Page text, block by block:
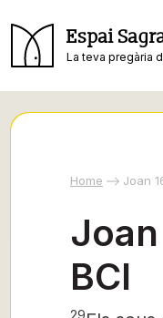
Espai
La teva pregària
Home Joan
BCI
29